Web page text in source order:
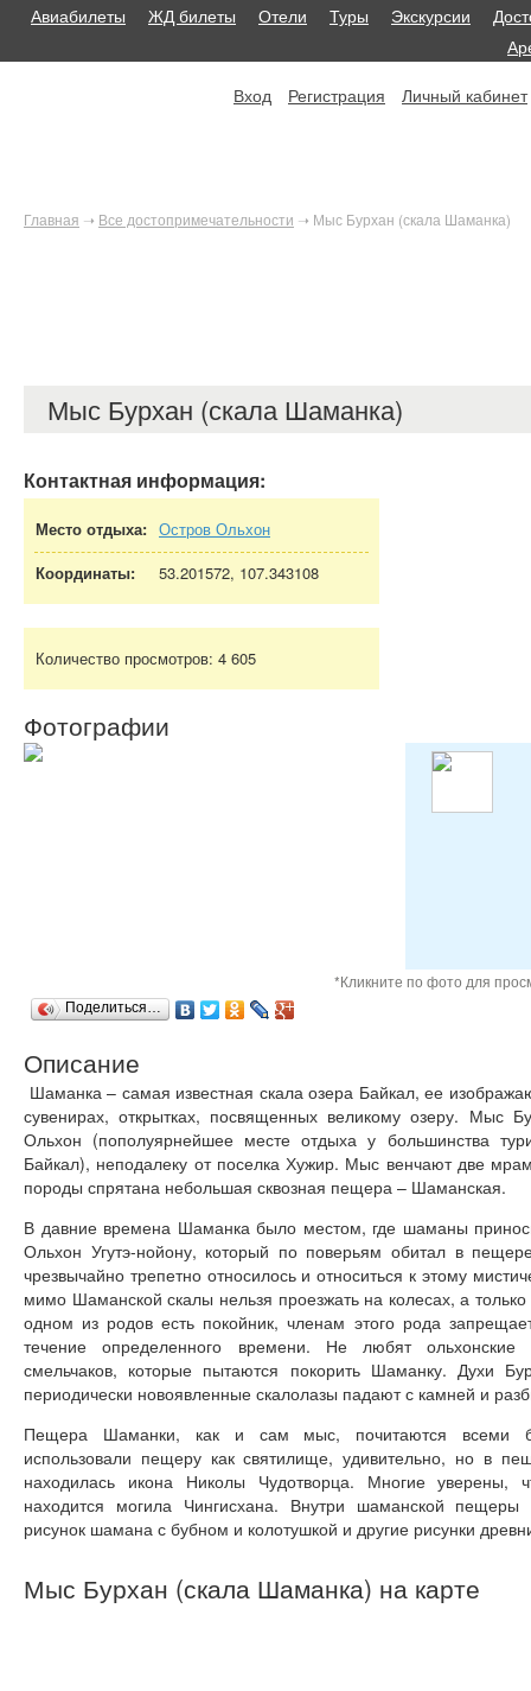
Авиабилеты ЖД билеты Отели Туры Экскурсии
Вход Регистрация Личный кабинет
Главная ➝ Все достопримечательности ➝ Мыс Бурхан (скала Шаманка)
Мыс Бурхан (скала Шаманка)
Контактная информация:
Место отдыха: Остров Ольхон
Координаты:
53.201572, 107.343108
Количество просмотров: 4 605
Фотографии
*Кликните по фото для
Поделиться…
Описание
Шаманка – самая известная скала озера Байкал, ее
сувенирах, открытках, посвященных великому озеру. Мыс
Ольхон (пополуярнейшее месте отдыха у большинства
Байкал), неподалеку от поселка Хужир. Мыс венчают две
породы спрятана небольшая сквозная пещера – Шаманская.
В давние времена Шаманка было местом, где шаманы
Ольхон Угутэ-нойону, который по поверьям обитал в
чрезвычайно трепетно относилось и относиться к этому
мимо Шаманской скалы нельзя проезжать на колесах, а
одном из родов есть покойник, членам этого рода
течение определенного времени. Не любят ольхонские
смельчаков, которые пытаются покорить Шаманку. Духи
периодически новоявленные скалолазы падают с камней и
Пещера Шаманки, как и сам мыс, почитаются всеми
использовали пещеру как святилище, удивительно, но в
находилась икона Николы Чудотворца. Многие уверены,
находится могила Чингисхана. Внутри шаманской пещеры
рисунок шамана с бубном и колотушкой и другие рисунки
Мыс Бурхан (скала Шаманка) на карте